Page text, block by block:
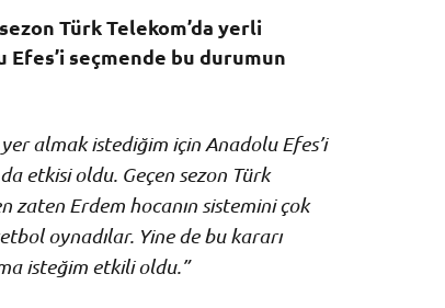
Türk Telekom’da yerli
Efes’i seçmende bu durumun
almak istediğim için Anadolu Efes’i
etkisi oldu. Geçen sezon Türk
zaten Erdem hocanın sistemini çok
oynadılar. Yine de bu kararı
isteğim etkili oldu.”